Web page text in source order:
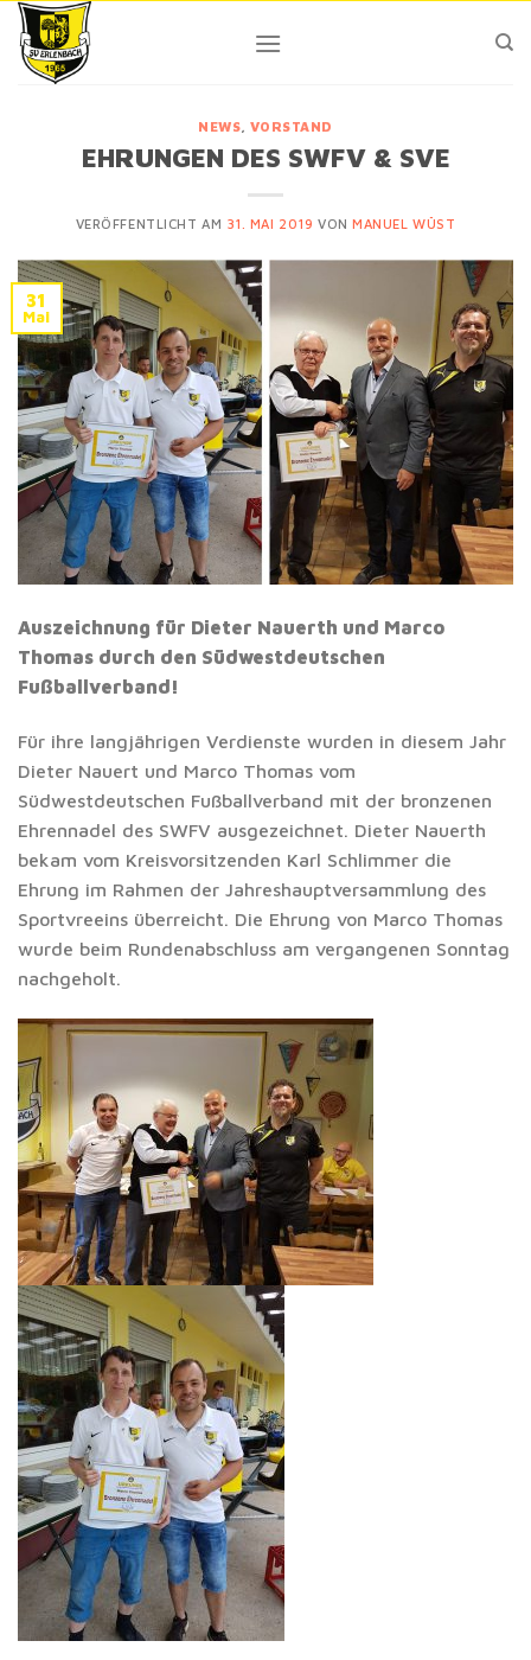
Skip
content
NEWS ,VORSTAND
EHRUNGEN DES SWFV & SVE
VERÖFFENTLICHT AM 31. MAI 2019 VONMANUEL WÜST
31
Mai
Auszeichnung für Dieter Nauerth und Marco
Thomas durch den Südwestdeutschen
Fußballverband!
Für ihre langjährigen Verdienste wurden in diesem Jahr
Dieter Nauert und Marco Thomas vom
Südwestdeutschen Fußballverband mit der bronzenen
Ehrennadel des SWFV ausgezeichnet. Dieter Nauerth
bekam vom Kreisvorsitzenden Karl Schlimmer die
Ehrung im Rahmen der Jahreshauptversammlung des
Sportvreeins überreicht. Die Ehrung von Marco Thomas
wurde beim Rundenabschluss am vergangenen Sonntag
nachgeholt.